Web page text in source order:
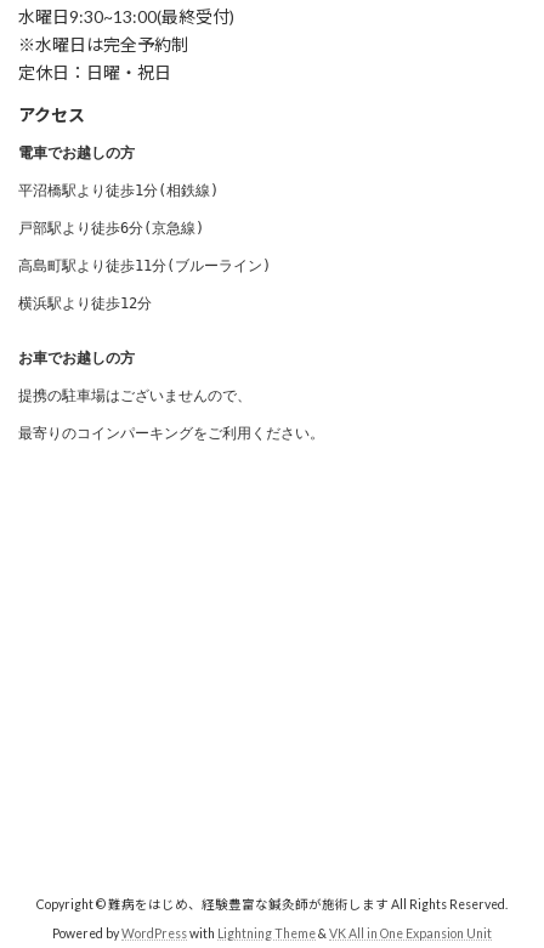
水曜日9:30~13:00(最終受付)
※水曜日は完全予約制
定休日：日曜・祝日
アクセス
電車でお越しの方
平沼橋駅より徒歩1分(相鉄線)
戸部駅より徒歩6分(京急線)
高島町駅より徒歩11分(ブルーライン)
横浜駅より徒歩12分
お車でお越しの方
提携の駐車場はございませんので、
最寄りのコインパーキングをご利用ください。
Copyright © 難病をはじめ、経験豊富な鍼灸師が施術します All Rights Reserved.
Powered byWordPresswith Lightning Theme& VK All in One Expansion Unit